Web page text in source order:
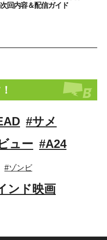
回内容＆配信ガイド
#サメ
ュー #A24
#ゾンビ
ンド映画